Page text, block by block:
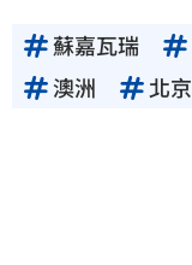
蘇嘉瓦瑞
澳洲
北京